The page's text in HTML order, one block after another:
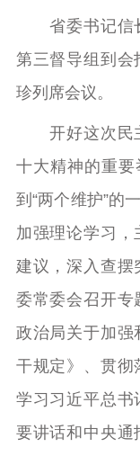
省委书记信长
第三督导组到会
珍列席会议。
开好这次民主
十大精神的重要
到“两个维护”的
加强理论学习
建议，深入查摆
委常委会召开专
政治局关于加强
干规定》、贯彻
学习习近平总书
要讲话和中央通